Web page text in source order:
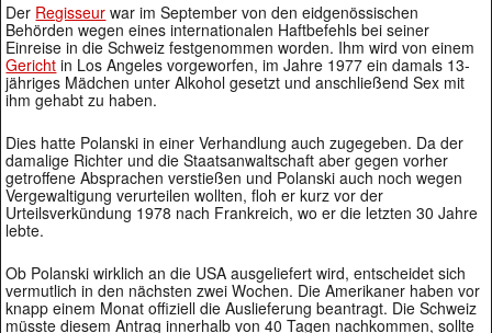
Der Regisseur war im September von den eidgenössischen
Behörden wegen eines internationalen Haftbefehls bei seiner
Einreise in die Schweiz festgenommen worden. Ihm wird von einem
Gericht in Los Angeles vorgeworfen, im Jahre 1977 ein damals 13-
jähriges Mädchen unter Alkohol gesetzt und anschließend Sex mit
ihm gehabt zu haben.
Dies hatte Polanski in einer Verhandlung auch zugegeben. Da der
damalige Richter und die Staatsanwaltschaft aber gegen vorher
getroffene Absprachen verstießen und Polanski auch noch wegen
Vergewaltigung verurteilen wollten, floh er kurz vor der
Urteilsverkündung 1978 nach Frankreich, wo er die letzten 30 Jahre
lebte.
Ob Polanski wirklich an die USA ausgeliefert wird, entscheidet sich
vermutlich in den nächsten zwei Wochen. Die Amerikaner haben vor
knapp einem Monat offiziell die Auslieferung beantragt. Die Schweiz
müsste diesem Antrag innerhalb von 40 Tagen nachkommen, sollte